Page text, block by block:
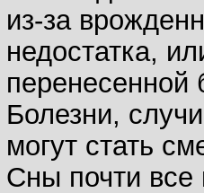
из-за
недостатка,
перенесенной
Болезни,
могут стать
Сны почти все